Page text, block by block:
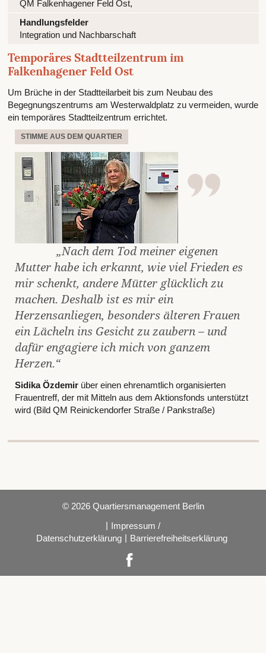
QM Falkenhagener Feld Ost,
Handlungsfelder
Integration und Nachbarschaft
Temporäres Stadtteilzentrum im
Falkenhagener Feld Ost
Um Brüche in der Stadtteilarbeit bis zum Neubau des
Begegnungszentrums am Westerwaldplatz zu vermeiden, wurde
ein temporäres Stadtteilzentrum errichtet.
STIMME AUS DEM QUARTIER
„Nach dem Tod meiner eigenen
Mutter habe ich erkannt, wie viel Frieden es
mir schenkt, andere Mütter glücklich zu
machen. Deshalb ist es mir ein
Herzensanliegen, besonders älteren Frauen
ein Lächeln ins Gesicht zu zaubern – und
dafür engagiere ich mich von ganzem
Herzen.“
Sidika Özdemir über einen ehrenamtlich organisierten
Frauentreff, der mit Mitteln aus dem Aktionsfonds unterstützt
wird (Bild QM Reinickendorfer Straße / Pankstraße)
© 2026 Quartiersmanagement Berlin
| Impressum /
Datenschutzerklärung | Barrierefreiheitserklärung